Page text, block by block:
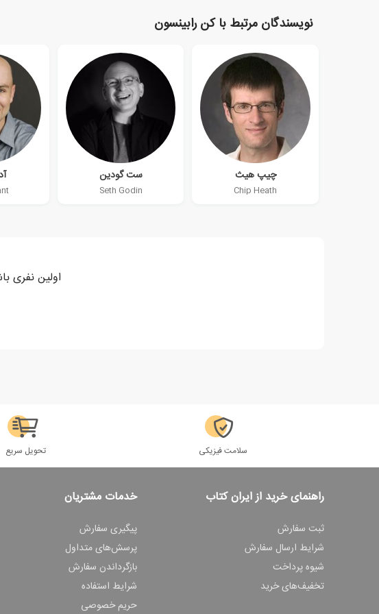
نویسندگان مرتبط با کن رابینسون
چیپ هیث
Chip Heath
ست گودین
Seth Godin
اولین نفری
سلامت فیزیکی تحویل سریع
راهنمای خرید از ایران کتاب
ثبت سفارش
شرایط ارسال سفارش
شیوه پرداخت
تخفیف‌های خرید
خدمات مشتریان
پیگیری سفارش
پرسش‌های متداول
بازگرداندن سفارش
شرایط استفاده
حریم خصوصی